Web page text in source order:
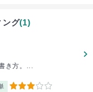
ング(1)
き方。...
3